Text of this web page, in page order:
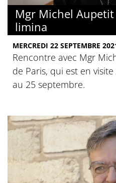
Mgr Michel
limina
MERCREDI 22 SEPTEMBRE
Rencontre avec Mgr
de Paris, qui est en
au 25 septembre.